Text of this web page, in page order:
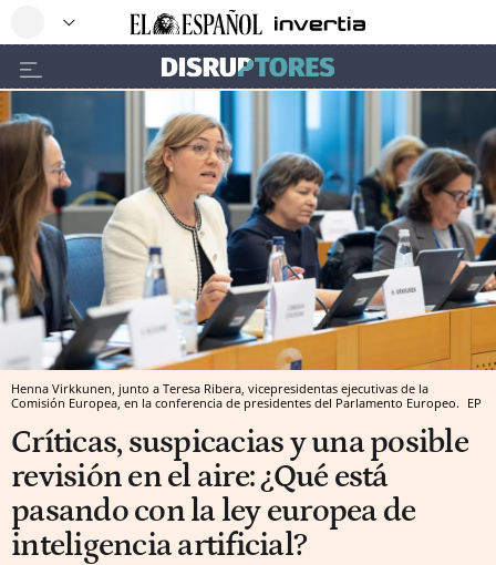
Henna Virkkunen, junto a Teresa Ribera, vicepresidentas ejecutivas de la
Comisión Europea, en la conferencia de presidentes del Parlamento Europeo. EP
Críticas, suspicacias y una posible
revisión en el aire: ¿Qué está
pasando con la ley europea de
inteligencia artificial?